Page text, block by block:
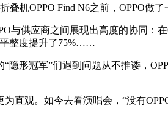
叠机OPPO Find N6之前，OPPO做
与供应商之间展现出高度的协同：
整度提升了75%……
“隐形冠军”们遇到问题从不推诿，
直观。如今去看演唱会，“没有